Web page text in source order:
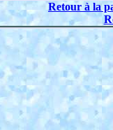
Retour à la